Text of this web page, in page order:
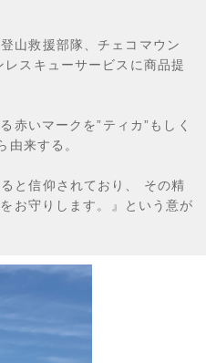
山救援部隊、チェコマウン
スキューサービスに商品提
赤いマークを”ティカ”もしく
由来する。
と信仰されており、 その精
お守りします。』という意が